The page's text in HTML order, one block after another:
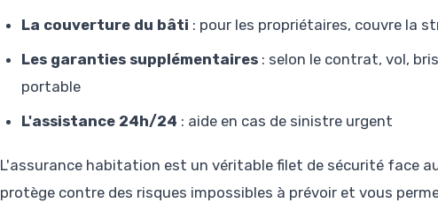
La couverture du bâti : pour les propriétaires, couvre la
Les garanties supplémentaires : selon le contrat, vol,
portable
L'assistance 24h/24 : aide en cas de sinistre urgent
L'assurance habitation est un véritable filet de sécurité face
protège contre des risques impossibles à prévoir et vous